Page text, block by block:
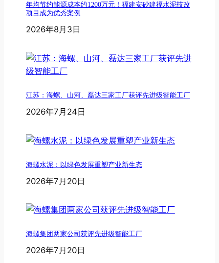
年均节约能源成本约1200万元！福建安砂建福水泥技改
项目成为优秀案例
2026年8月3日
江苏：海螺、山河、磊达三家工厂获评先进级智能工厂
2026年7月24日
海螺水泥：以绿色发展重塑产业新生态
2026年7月20日
海螺集团两家公司获评先进级智能工厂
2026年7月20日